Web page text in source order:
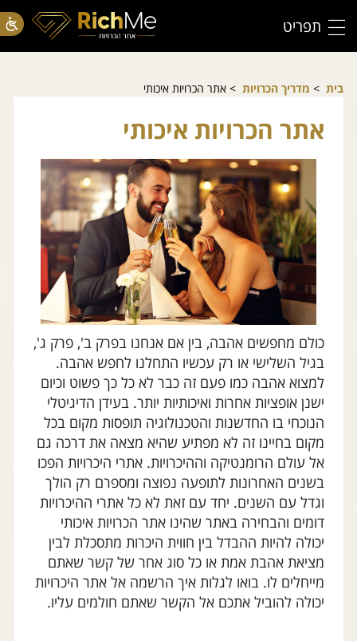
תפריט
בית > מדריך הכרויות > אתר הכרויות איכותי
אתר הכרויות איכותי
כולם מחפשים אהבה, בין אם אנחנו בפרק ב', פרק ג',
בגיל השלישי או רק עכשיו התחלנו לחפש אהבה.
למצוא אהבה כמו פעם זה כבר לא כל כך פשוט וכיום
ישנן אופציות אחרות ואיכותיות יותר. בעידן הדיגיטלי
הנוכחי בו החדשנות והטכנולוגיה תופסות מקום בכל
מקום בחיינו זה לא מפתיע שהיא מצאה את דרכה גם
אל עולם הרומנטיקה וההיכרויות. אתרי היכרויות הפכו
בשנים האחרונות לתופעה נפוצה ומספרם רק הולך
וגדל עם השנים. יחד עם זאת לא כל אתרי ההיכרויות
דומים והבחירה באתר שהינו אתר הכרויות איכותי
יכולה להיות ההבדל בין חווית היכרות מתסכלת לבין
מציאת אהבת אמת או כל סוג אחר של קשר שאתם
מייחלים לו. בואו לגלות איך הרשמה אל אתר היכרויות
יכולה להוביל אתכם אל הקשר שאתם חולמים עליו.